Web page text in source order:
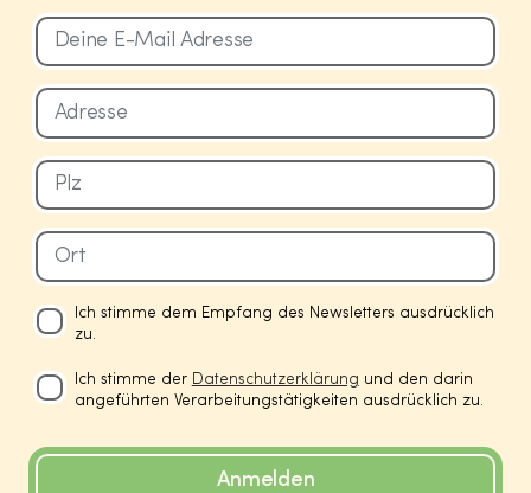
Ich stimme dem Empfang des Newsletters ausdrücklich
zu.
Ich stimme der Datenschutzerklärung und den darin
angeführten Verarbeitungstätigkeiten ausdrücklich zu.
Anmelden